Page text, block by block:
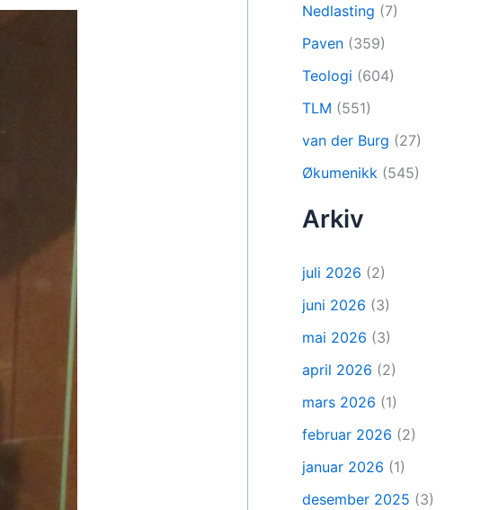
Nedlasting (7)
Paven (359)
Teologi (604)
TLM (551)
van der Burg (27)
Økumenikk (545)
Arkiv
juli 2026 (2)
juni 2026 (3)
mai 2026 (3)
april 2026 (2)
mars 2026 (1)
februar 2026 (2)
januar 2026 (1)
desember 2025 (3)